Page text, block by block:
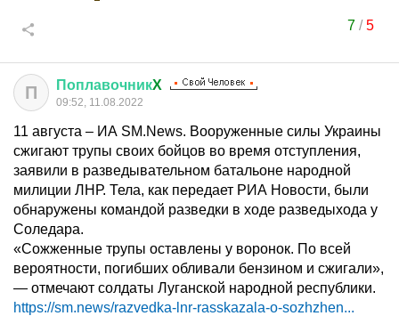
7/5
П ПоплавочникX
09:52, 11.08.2022
11 августа – ИА SM.News. Вооруженные силы Украины
сжигают трупы своих бойцов во время отступления,
заявили в разведывательном батальоне народной
милиции ЛНР. Тела, как передает РИА Новости, были
обнаружены командой разведки в ходе разведыхода у
Соледара.
«Сожженные трупы оставлены у воронок. По всей
вероятности, погибших обливали бензином и сжигали»,
— отмечают солдаты Луганской народной республики.
https://sm.news/razvedka-lnr-rasskazala-o-sozhzhen...